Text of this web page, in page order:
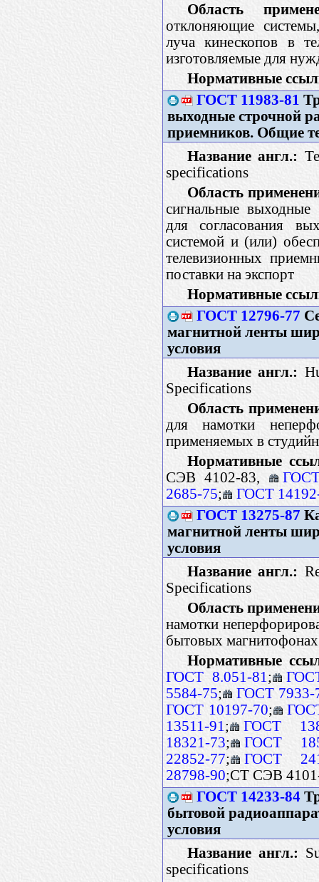
Область
отклоняющие
луча кинескопов в
изготовляемые для
Нормативные
ГОСТ 11983-81
выходные строчной
приемников. Общие
Название англ.:
specifications
Область
сигнальные выходные
для согласования
системой и (или)
телевизионных
поставки на экспорт
Нормативные
ГОСТ 12796-77
магнитной ленты
условия
Название англ.:
Specifications
Область
для намотки
применяемых в
Нормативные
СЭВ 4102-83,
2685-75;
ГОСТ
ГОСТ 13275-87
магнитной ленты
условия
Название англ.:
Specifications
Область
намотки
бытовых магнитофонах
Нормативные
ГОСТ 8.051-81 ;
5584-75;
ГОСТ 7933-
ГОСТ 10197-70;
13511-91 ;
ГОСТ
18321-73;
ГОСТ
22852-77;
ГОСТ
28798-90;CT CЭB
ГОСТ 14233-84
бытовой
условия
Название англ.:
specifications